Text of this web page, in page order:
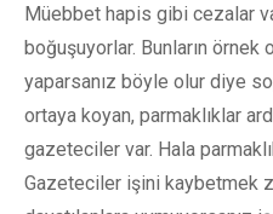
Müebbet hapis gibi cezalar
boğuşuyorlar. Bunların örnek
yaparsanız böyle olur diye
ortaya koyan, parmaklıklar
gazeteciler var. Hala
Gazeteciler işini kaybetmek